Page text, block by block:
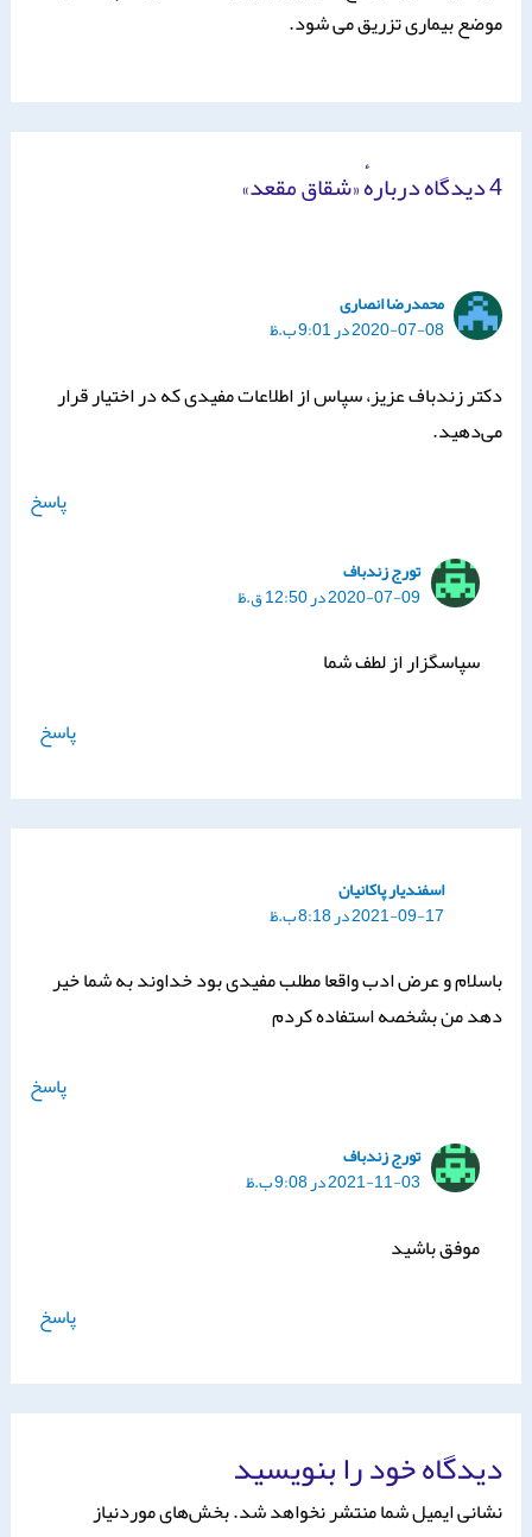
موضع بیماری تزریق می شود.
4 دیدگاه دربارهٔ «شقاق مقعد»
محمدرضا انصاری
2020-07-08 در 9:01 ب.ظ
دکتر زندباف عزیز، سپاس از اطلاعات مفیدی که در اختیار قرار
می‌دهید.
پاسخ
تورج زندباف
2020-07-09 در 12:50 ق.ظ
سپاسگزار از لطف شما
پاسخ
اسفندیار پاکانیان
2021-09-17 در 8:18 ب.ظ
باسلام و عرض ادب واقعا مطلب مفیدی بود خداوند به شما خیر
دهد من بشخصه استفاده کردم
پاسخ
تورج زندباف
2021-11-03 در 9:08 ب.ظ
موفق باشید
پاسخ
دیدگاه‌ خود را بنویسید
نشانی ایمیل شما منتشر نخواهد شد.بخش‌های موردنیاز